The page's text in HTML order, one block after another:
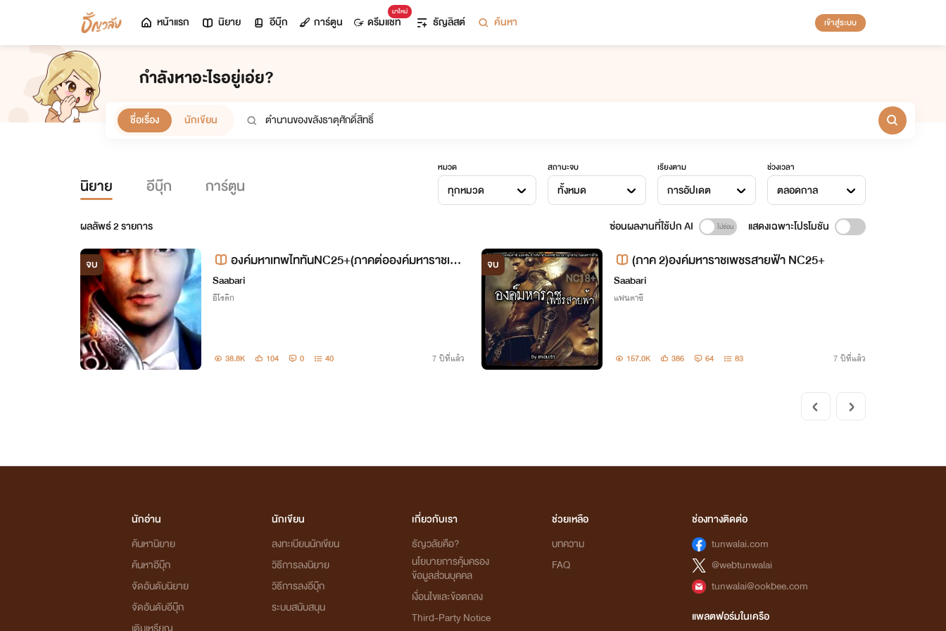
หน้าแรก นิยาย อีบุ๊ก การ์ตูน
มาใหม่
ดรีมแชท ธัญลิสต์ ค้นหา เข้าสู่ระบบ
กำลังหาอะไรอยู่เอ่ย?
ชื่อเรื่อง นักเขียน
นิยาย อีบุ๊ก การ์ตูน
หมวด
ทุกหมวด
สถานะจบ
ทั้งหมด
เรียงตาม
การอัปเดต
ช่วงเวลา
ตลอดกาล
ผลลัพธ์2รายการ ซ่อนผลงานที่ใช้ปก AI แสดงเฉพาะโปรโมชัน
จบ
องค์มหาเทพไททันNC25+(ภาคต่อองค์มหาราชเพ
ชรสายฟ้า NC25+)
Saabari
อีโรติก
38.8K 104 0 40 7 ปีที่แล้ว
จบ (ภาค 2)องค์มหาราชเพชรสายฟ้า NC25+
Saabari
แฟนตาซี
157.0K 386 64 83 7 ปีที่แล้ว
นักอ่าน
ค้นหานิยาย
ค้นหาอีบุ๊ก
จัดอันดับนิยาย
จัดอันดับอีบุ๊ก
นักเขียน
ลงทะเบียนนักเขียน
วิธีการลงนิยาย
วิธีการลงอีบุ๊ก
ระบบสนับสนุน
เกี่ยวกับเรา
ธัญวลัยคือ?
นโยบายการคุ้มครอง
ข้อมูลส่วนบุคคล
เงื่อนไขและข้อตกลง
Third-Party Notice
ช่วยเหลือ
บทความ
FAQ
ช่องทางติดต่อ
tunwalai.com
@webtunwalai
tunwalai@ookbee.com
แพลตฟอร์มในเครือ